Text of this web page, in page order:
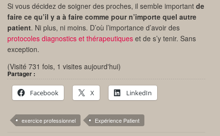
Si vous décidez de soigner des proches, il semble important de
faire ce qu’il y a à faire comme pour n’importe quel autre
patient. Ni plus, ni moins. D’où l’importance d’avoir des
protocoles diagnostics et thérapeutiques et de s’y tenir. Sans
exception.
(Visité 731 fois, 1 visites aujourd'hui)
Partager :
Facebook X LinkedIn
exercice professionnel Expérience Patient